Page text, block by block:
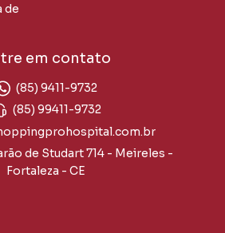
de
em contato
(85) 9411-9732
(85) 99411-9732
de Studart 714 - Meireles -
Fortaleza - CE